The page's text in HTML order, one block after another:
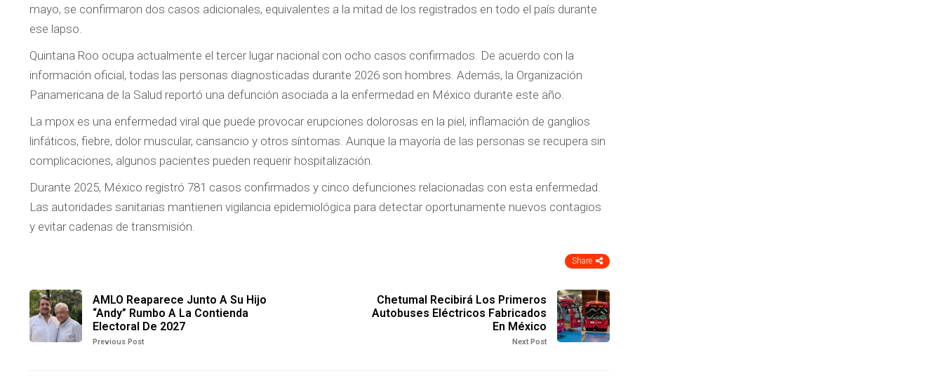
mayo, se confirmaron dos casos adicionales, equivalentes a la mitad de los registrados en todo el país durante
ese lapso.
Quintana Roo ocupa actualmente el tercer lugar nacional con ocho casos confirmados. De acuerdo con la
información oficial, todas las personas diagnosticadas durante 2026 son hombres. Además, la Organización
Panamericana de la Salud reportó una defunción asociada a la enfermedad en México durante este año.
La mpox es una enfermedad viral que puede provocar erupciones dolorosas en la piel, inflamación de ganglios
linfáticos, fiebre, dolor muscular, cansancio y otros síntomas. Aunque la mayoría de las personas se recupera sin
complicaciones, algunos pacientes pueden requerir hospitalización.
Durante 2025, México registró 781 casos confirmados y cinco defunciones relacionadas con esta enfermedad.
Las autoridades sanitarias mantienen vigilancia epidemiológica para detectar oportunamente nuevos contagios
y evitar cadenas de transmisión.
Share
AMLO Reaparece Junto A Su Hijo
“Andy” Rumbo A La Contienda
Electoral De 2027
Previous Post
Chetumal Recibirá Los Primeros
Autobuses Eléctricos Fabricados
En México
Next Post